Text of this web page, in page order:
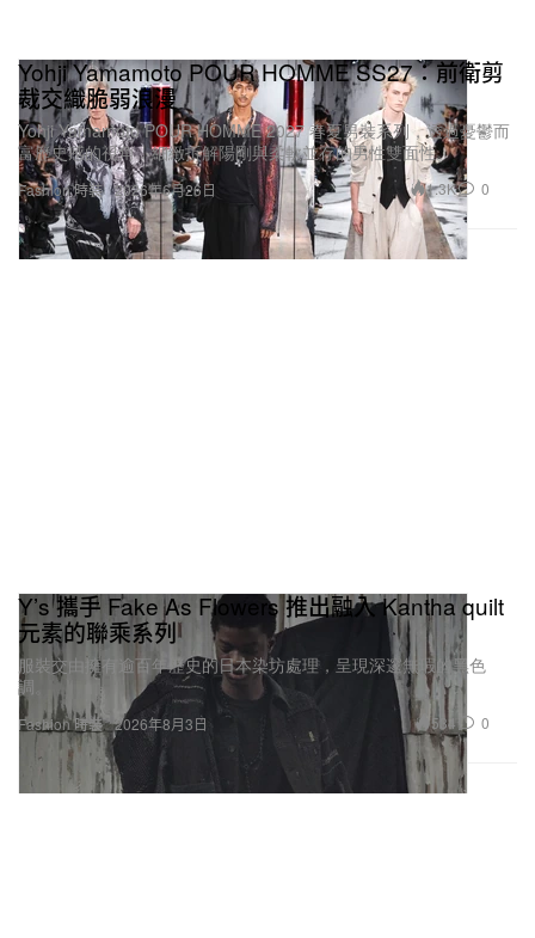
Fashion 時裝
Yohji Yamamoto POUR HOMME SS27：前衛剪
裁交織脆弱浪漫
Yohji Yamamoto POUR HOMME 2027 春夏男裝系列，透過憂鬱而
富歷史感的視角，細緻拆解陽剛與柔軟並存的男性雙面性。
2026年6月26日 1.3K 0
Fashion 時裝
Y’s 攜手 Fake As Flowers 推出融入 Kantha quilt
元素的聯乘系列
服裝交由擁有逾百年歷史的日本染坊處理，呈現深邃無瑕的黑色
調。
2026年8月3日 534 0